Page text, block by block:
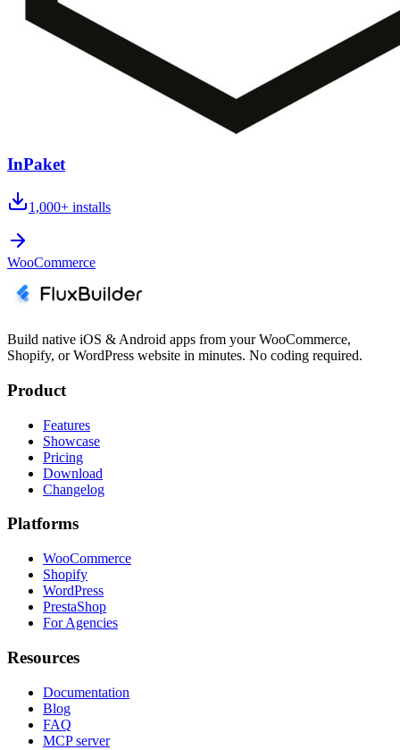
InPaket
1,000+ installs
WooCommerce
Build native iOS & Android apps from your WooCommerce,
Shopify, or WordPress website in minutes. No coding required.
Product
Features
Showcase
Pricing
Download
Changelog
Platforms
WooCommerce
Shopify
WordPress
PrestaShop
For Agencies
Resources
Documentation
Blog
FAQ
MCP server